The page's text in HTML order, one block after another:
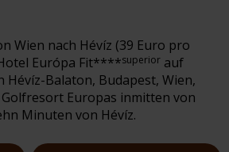
Wien nach Hévíz (39 Euro pro
Európa Fit****superior auf
Balaton, Budapest, Wien,
Europas inmitten von
Minuten von Hévíz.